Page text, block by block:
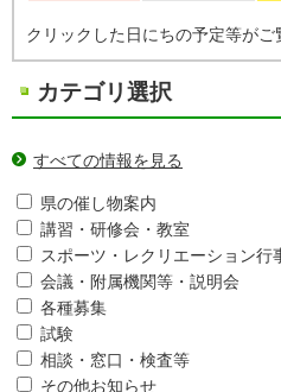
クリックした日にちの予定等がご
カテゴリ選択
すべての情報を見る
県の催し物案内
講習・研修会・教室
スポーツ・レクリエーション行
会議・附属機関等・説明会
各種募集
試験
相談・窓口・検査等
その他お知らせ